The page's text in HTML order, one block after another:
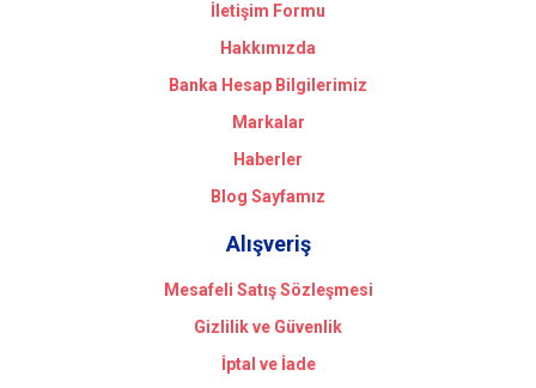
İletişim Formu
Hakkımızda
Banka Hesap Bilgilerimiz
Markalar
Haberler
Blog Sayfamız
Alışveriş
Mesafeli Satış Sözleşmesi
Gizlilik ve Güvenlik
İptal ve İade